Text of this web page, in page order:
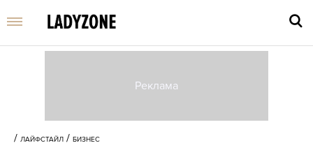
/ ЛАЙФСТАЙЛ / БИЗНЕС